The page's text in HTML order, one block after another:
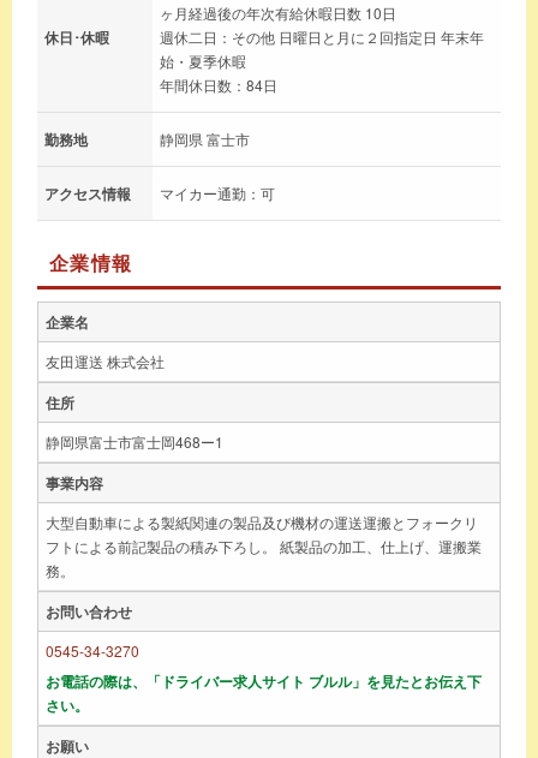
休日･休暇
ヶ月経過後の年次有給休暇日数 10日
週休二日：その他 日曜日と月に２回指定日 年末年
始・夏季休暇
年間休日数：84日
勤務地 静岡県 富士市
アクセス情報 マイカー通勤：可
企業情報
企業名
友田運送 株式会社
住所
静岡県富士市富士岡468ー1
事業内容
大型自動車による製紙関連の製品及び機材の運送運搬とフォークリ
フトによる前記製品の積み下ろし。 紙製品の加工、仕上げ、運搬業
務。
お問い合わせ
0545-34-3270
お電話の際は、「ドライバー求人サイト ブルル」を見たとお伝え下
さい。
お願い